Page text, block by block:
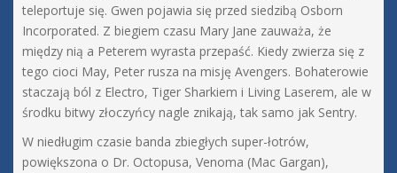
teleportuje się. Gwen pojawia się przed siedzibą Osborn
Incorporated. Z biegiem czasu Mary Jane zauważa, że
między nią a Peterem wyrasta przepaść. Kiedy zwierza się z
tego cioci May, Peter rusza na misję Avengers. Bohaterowie
staczają ból z Electro, Tiger Sharkiem i Living Laserem, ale w
środku bitwy złoczyńcy nagle znikają, tak samo jak Sentry.
W niedługim czasie banda zbiegłych super-łotrów,
powiększona o Dr. Octopusa, Venoma (Mac Gargan),